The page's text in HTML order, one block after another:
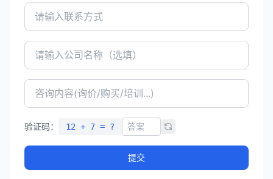
验证码： 12 + 7 = ?
提交